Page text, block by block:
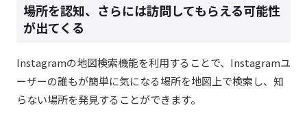
場所を認知、さらには訪問してもらえる可能性
が出てくる
Instagramの地図検索機能を利用することで、Instagramユ
ーザーの誰もが簡単に気になる場所を地図上で検索し、知
らない場所を発見することができます。